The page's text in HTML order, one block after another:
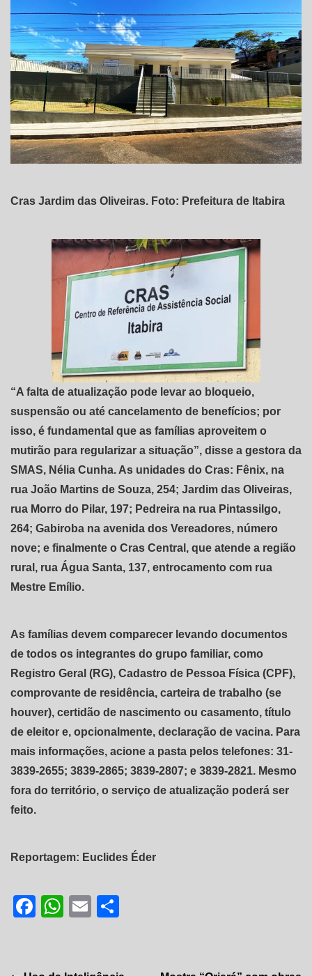
Cras Jardim das Oliveiras. Foto: Prefeitura de Itabira
“A falta de atualização pode levar ao bloqueio,
suspensão ou até cancelamento de benefícios; por
isso, é fundamental que as famílias aproveitem o
mutirão para regularizar a situação”, disse a gestora da
SMAS, Nélia Cunha. As unidades do Cras: Fênix, na
rua João Martins de Souza, 254; Jardim das Oliveiras,
rua Morro do Pilar, 197; Pedreira na rua Pintassilgo,
264; Gabiroba na avenida dos Vereadores, número
nove; e finalmente o Cras Central, que atende a região
rural, rua Água Santa, 137, entrocamento com rua
Mestre Emílio.
As famílias devem comparecer levando documentos
de todos os integrantes do grupo familiar, como
Registro Geral (RG), Cadastro de Pessoa Física (CPF),
comprovante de residência, carteira de trabalho (se
houver), certidão de nascimento ou casamento, título
de eleitor e, opcionalmente, declaração de vacina. Para
mais informações, acione a pasta pelos telefones: 31-
3839-2655; 3839-2865; 3839-2807; e 3839-2821. Mesmo
fora do território, o serviço de atualização poderá ser
feito.
Reportagem: Euclides Éder
Facebook
WhatsApp
Email